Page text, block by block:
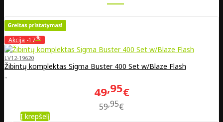
Akcija -17%
LV12-19620
Žibintų komplektas Sigma Buster 400 Set w/Blaze Flash
..
49 95€
59 95€
Į krepšelį